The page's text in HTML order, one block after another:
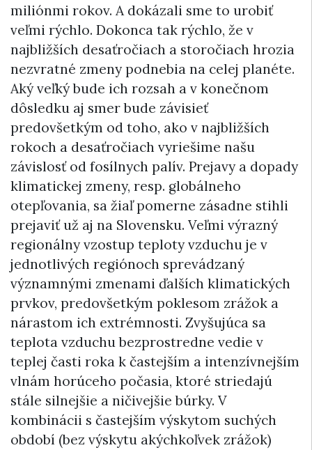
miliónmi rokov. A dokázali sme to urobiť
veľmi rýchlo. Dokonca tak rýchlo, že v
najbližších desaťročiach a storočiach hrozia
nezvratné zmeny podnebia na celej planéte.
Aký veľký bude ich rozsah a v konečnom
dôsledku aj smer bude závisieť
predovšetkým od toho, ako v najbližších
rokoch a desaťročiach vyriešime našu
závislosť od fosílnych palív. Prejavy a dopady
klimatickej zmeny, resp. globálneho
otepľovania, sa žiaľ pomerne zásadne stihli
prejaviť už aj na Slovensku. Veľmi výrazný
regionálny vzostup teploty vzduchu je v
jednotlivých regiónoch sprevádzaný
významnými zmenami ďalších klimatických
prvkov, predovšetkým poklesom zrážok a
nárastom ich extrémnosti. Zvyšujúca sa
teplota vzduchu bezprostredne vedie v
teplej časti roka k častejším a intenzívnejším
vlnám horúceho počasia, ktoré striedajú
stále silnejšie a ničivejšie búrky. V
kombinácii s častejším výskytom suchých
období (bez výskytu akýchkoľvek zrážok)